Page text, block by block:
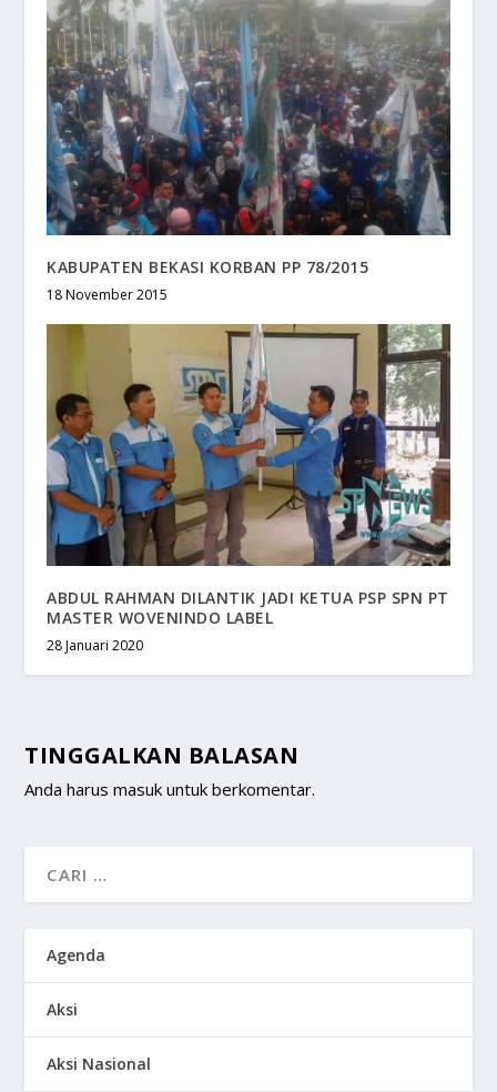
KABUPATEN BEKASI KORBAN PP 78/2015
18 November 2015
ABDUL RAHMAN DILANTIK JADI KETUA PSP SPN PT
MASTER WOVENINDO LABEL
28 Januari 2020
TINGGALKAN BALASAN
Anda harusmasuk untuk berkomentar.
Agenda
Aksi
Aksi Nasional